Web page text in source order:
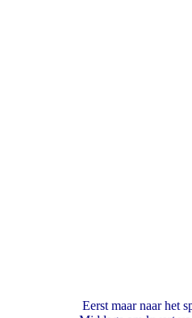
Eerst maar naar het